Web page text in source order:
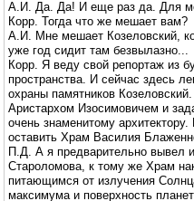
А.И. Да. Да! И еще раз да. Для
Корр. Тогда что же мешает вам?
А.И. Мне мешает Козеловский,
уже год сидит там безвылазно...
Корр. Я веду свой репортаж из
пространства. И сейчас здесь
охраны памятников
Аристархом Изосимовичем и
очень знаменитому
оставить Храм Василия
П.Д. А я предварительно вывел
Староломова, к тому же Храм
питающимся от излучения
максимума и поверхность